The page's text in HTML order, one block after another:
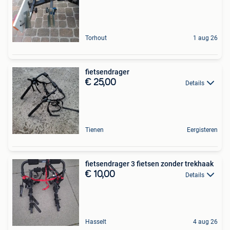
Torhout 1 aug 26
fietsendrager
€ 25,00 Details
Tienen Eergisteren
fietsendrager 3 fietsen zonder trekhaak
€ 10,00 Details
Hasselt 4 aug 26